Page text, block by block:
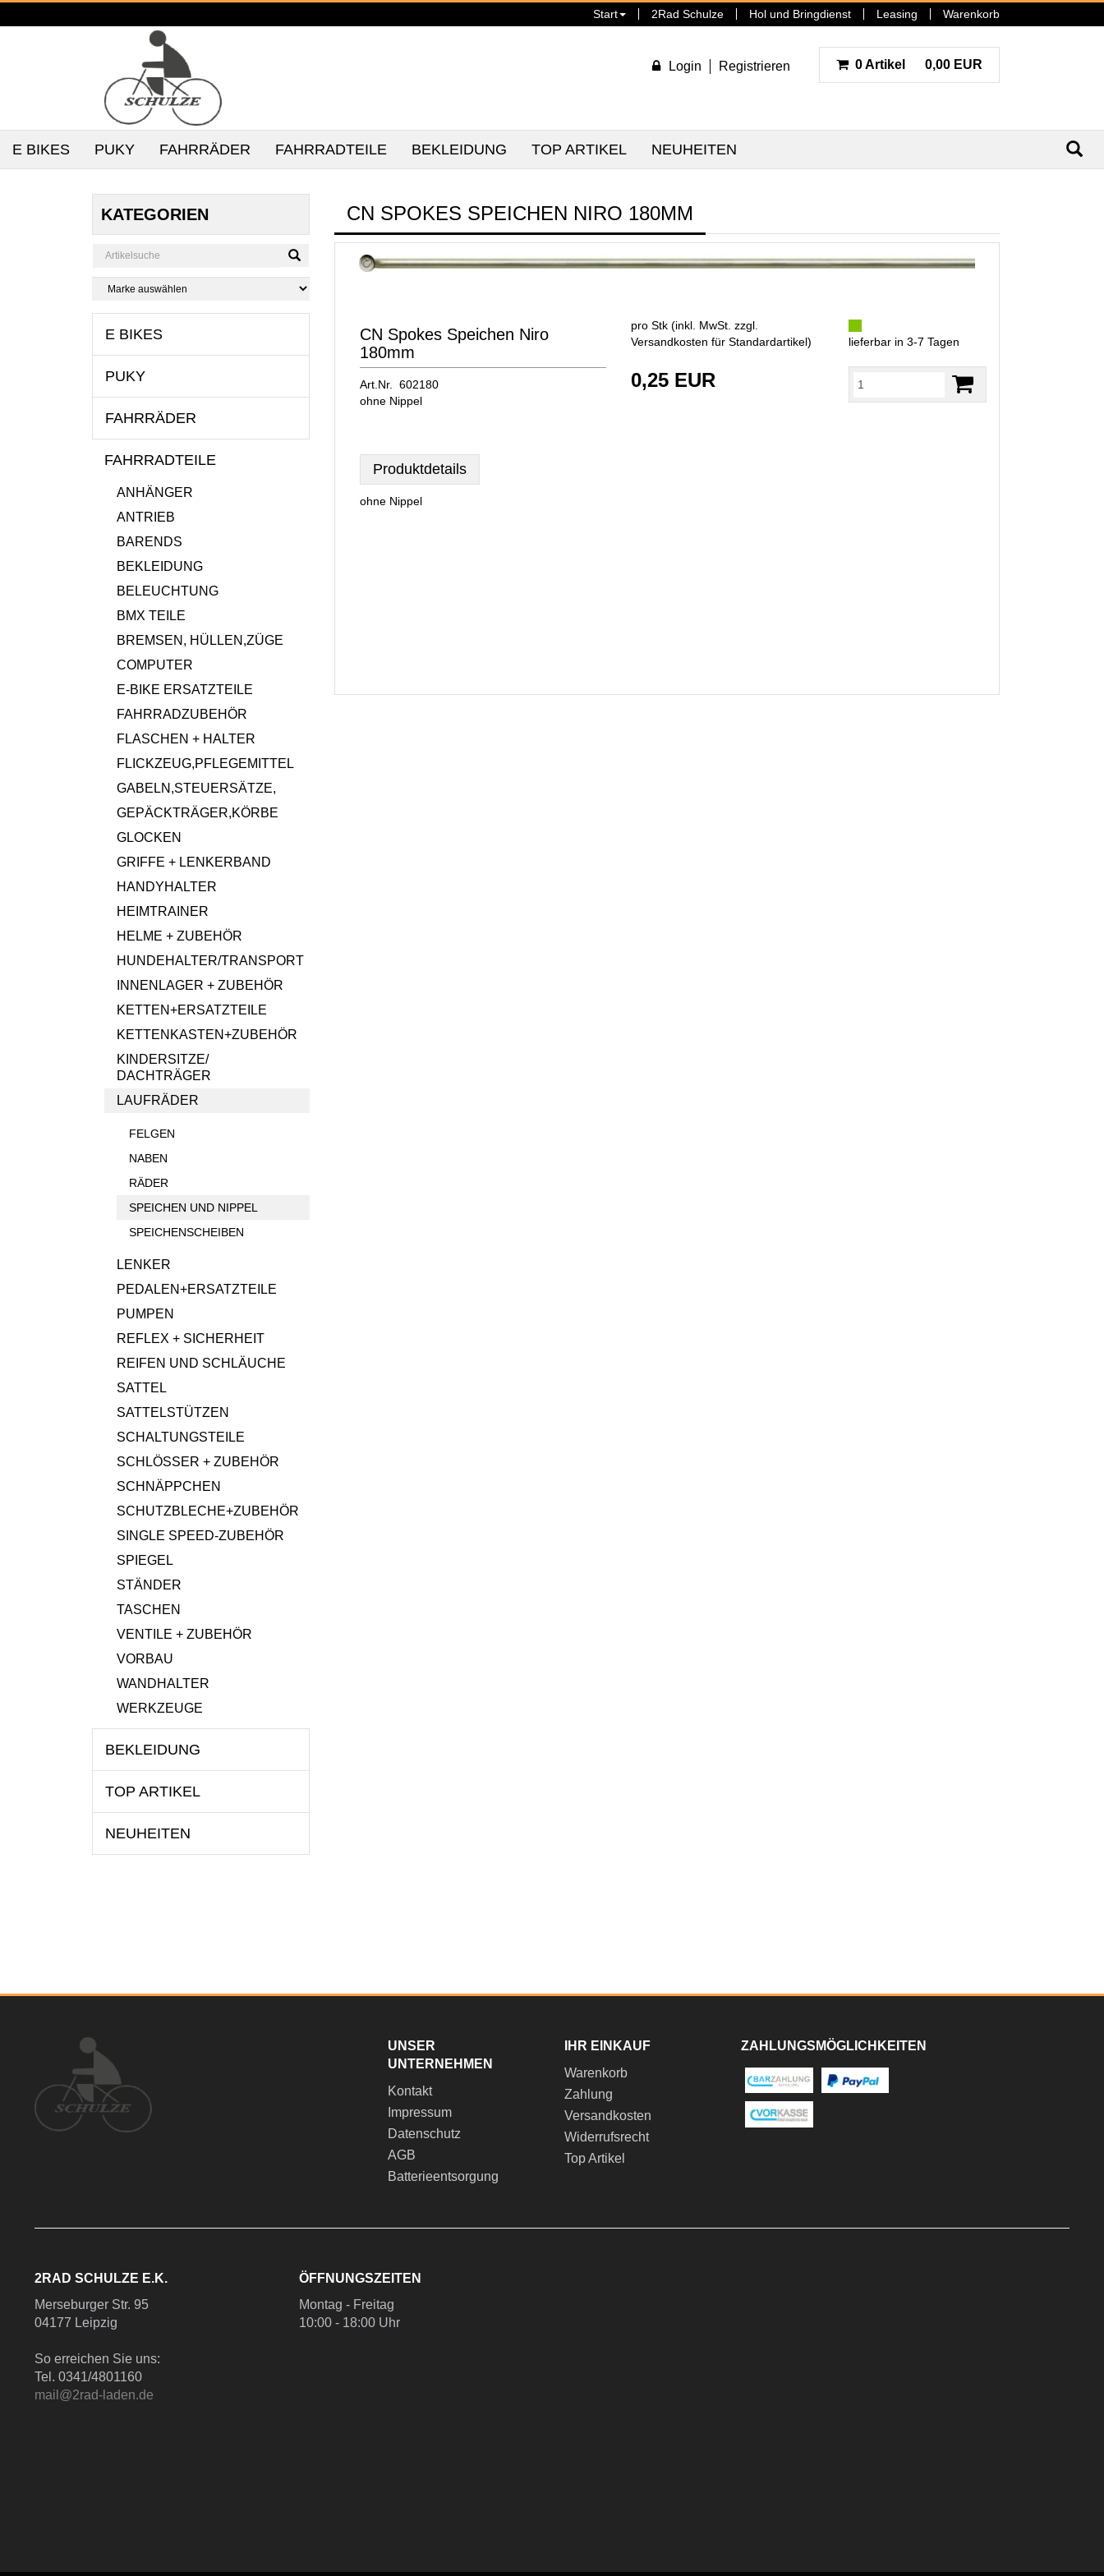
Start 2Rad Schulze Hol und Bringdienst Leasing Warenkorb
Login Registrieren 0 Artikel 0,00 EUR
E BIKES PUKY FAHRRÄDER FAHRRADTEILE BEKLEIDUNG TOP ARTIKEL NEUHEITEN
KATEGORIEN
E BIKES
PUKY
FAHRRÄDER
FAHRRADTEILE
ANHÄNGER
ANTRIEB
BARENDS
BEKLEIDUNG
BELEUCHTUNG
BMX TEILE
BREMSEN, HÜLLEN,ZÜGE
COMPUTER
E-BIKE ERSATZTEILE
FAHRRADZUBEHÖR
FLASCHEN + HALTER
FLICKZEUG,PFLEGEMITTEL
GABELN,STEUERSÄTZE,
GEPÄCKTRÄGER,KÖRBE
GLOCKEN
GRIFFE + LENKERBAND
HANDYHALTER
HEIMTRAINER
HELME + ZUBEHÖR
HUNDEHALTER/TRANSPORT
INNENLAGER + ZUBEHÖR
KETTEN+ERSATZTEILE
KETTENKASTEN+ZUBEHÖR
KINDERSITZE/
DACHTRÄGER
LAUFRÄDER
FELGEN
NABEN
RÄDER
SPEICHEN UND NIPPEL
SPEICHENSCHEIBEN
LENKER
PEDALEN+ERSATZTEILE
PUMPEN
REFLEX + SICHERHEIT
REIFEN UND SCHLÄUCHE
SATTEL
SATTELSTÜTZEN
SCHALTUNGSTEILE
SCHLÖSSER + ZUBEHÖR
SCHNÄPPCHEN
SCHUTZBLECHE+ZUBEHÖR
SINGLE SPEED-ZUBEHÖR
SPIEGEL
STÄNDER
TASCHEN
VENTILE + ZUBEHÖR
VORBAU
WANDHALTER
WERKZEUGE
BEKLEIDUNG
TOP ARTIKEL
NEUHEITEN
CN SPOKES SPEICHEN NIRO 180MM
CN Spokes Speichen Niro
180mm
Art.Nr. 602180
ohne Nippel
pro Stk (inkl. MwSt. zzgl.
Versandkosten für Standardartikel)
0,25 EUR
lieferbar in 3-7 Tagen
Produktdetails
ohne Nippel
UNSER
UNTERNEHMEN
Kontakt
Impressum
Datenschutz
AGB
Batterieentsorgung
IHR EINKAUF
Warenkorb
Zahlung
Versandkosten
Widerrufsrecht
Top Artikel
ZAHLUNGSMÖGLICHKEITEN
2RAD SCHULZE E.K.
Merseburger Str. 95
04177 Leipzig
So erreichen Sie uns:
Tel. 0341/4801160
mail@2rad-laden.de
ÖFFNUNGSZEITEN
Montag - Freitag
10:00 - 18:00 Uhr